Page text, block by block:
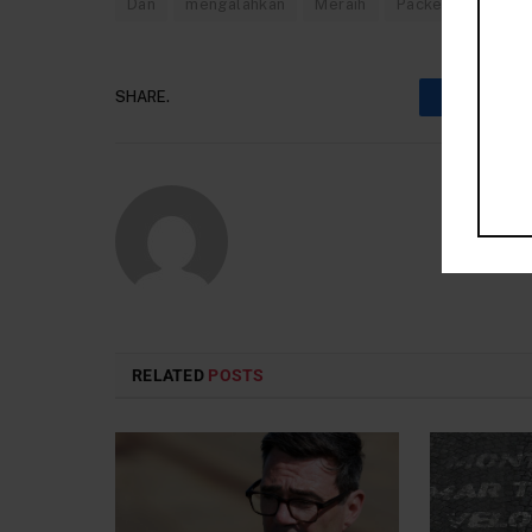
Dan mengalahkan Meraih Packers
SHARE.
RELATED POSTS